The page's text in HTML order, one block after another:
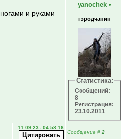
и руками
yanochek •
городчанин
Статистика:
Сообщений:
8
Регистрация:
23.10.2011
11.09.23 - 04:58:16
Сообщение # 2